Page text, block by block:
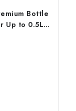
Bottle
Up to 0.5L